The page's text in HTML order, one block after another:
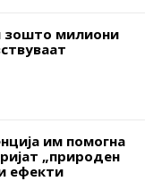
зошто милиони
им помогна
„природен
ефекти